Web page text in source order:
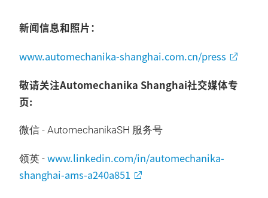
新闻信息和照片：
www.automechanika-shanghai.com.cn/press
敬请关注Automechanika Shanghai社交媒体专
页:
微信 - AutomechanikaSH 服务号
领英 - www.linkedin.com/in/automechanika-
shanghai-ams-a240a851